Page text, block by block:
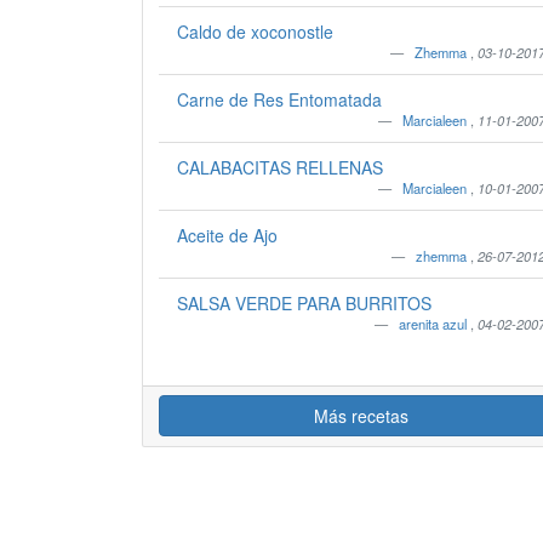
Caldo de xoconostle
Zhemma ,03-10-
Carne de Res Entomatada
Marcialeen 11-01-
CALABACITAS RELLENAS
Marcialeen 10-01-
Aceite de Ajo
zhemma ,26-07-
SALSA VERDE PARA BURRITOS
arenita azul ,04-02-
Más recetas